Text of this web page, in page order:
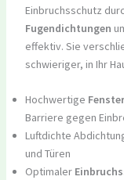
Einbruchsschutz
Fugendichtungen
effektiv. Sie
schwieriger, in Ihr
Hochwertige
Barriere gegen
Luftdichte
und Türen
Optimaler